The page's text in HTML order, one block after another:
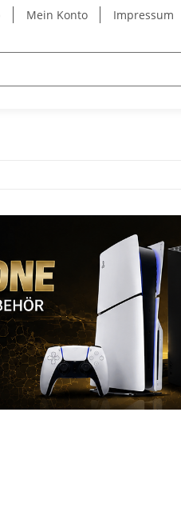
Mein Konto Impressum